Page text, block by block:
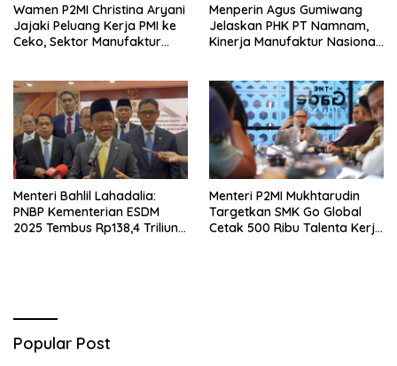
Wamen P2MI Christina Aryani
Jajaki Peluang Kerja PMI ke
Ceko, Sektor Manufaktur
Menperin Agus Gumiwang
Jelaskan PHK PT Namnam,
Kinerja Manufaktur Nasional
Menteri Bahlil Lahadalia:
PNBP Kementerian ESDM
2025 Tembus Rp138,4 Triliun,
Menteri P2MI Mukhtarudin
Targetkan SMK Go Global
Cetak 500 Ribu Talenta Kerja
Popular Post